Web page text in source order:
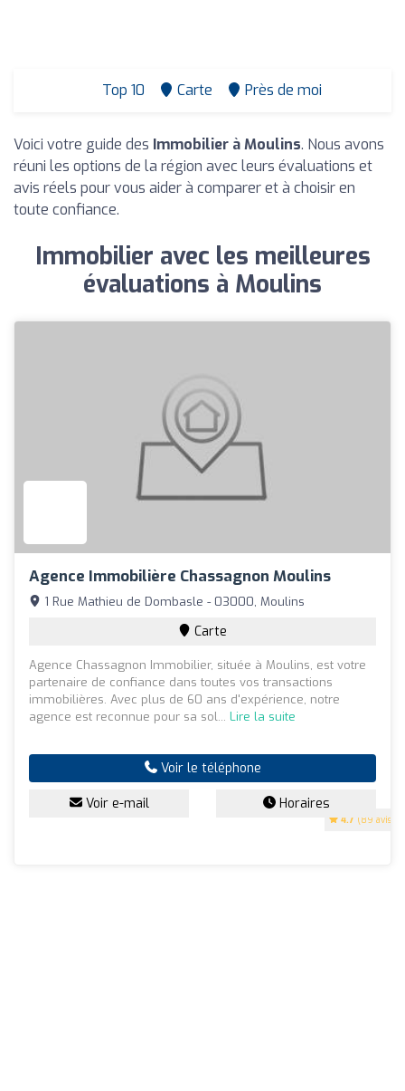
Top 10 Carte Près de moi
Voici votre guide des Immobilier à Moulins. Nous avons
réuni les options de la région avec leurs évaluations et
avis réels pour vous aider à comparer et à choisir en
toute confiance.
Immobilier avec les meilleures
évaluations à Moulins
Agence Immobilière Chassagnon Moulins
4.7 (89 avis)
1 Rue Mathieu de Dombasle - 03000, Moulins
Carte
Agence Chassagnon Immobilier, située à Moulins, est votre
partenaire de confiance dans toutes vos transactions
immobilières. Avec plus de 60 ans d'expérience, notre
agence est reconnue pour sa sol... Lire la suite
Voir le téléphone
Voir e-mail Horaires